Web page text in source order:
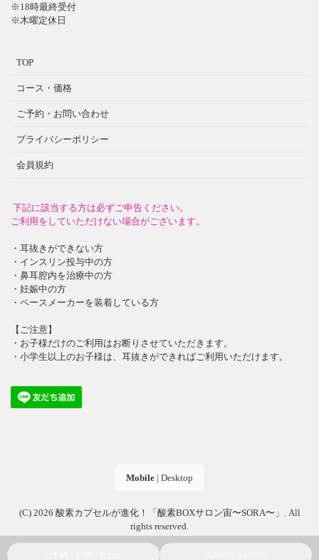
※18時最終受付
※木曜定休日
TOP
コース・価格
ご予約・お問い合わせ
プライバシーポリシー
会員規約
下記に該当する方は必ずご申告ください。
ご利用をしていただけない場合がございます。
・耳抜きができない方
・インスリン投与中の方
・鼻耳腔内を治療中の方
・妊娠中の方
・ペースメーカーを装着している方
【ご注意】
・お子様だけのご利用はお断りさせていただきます。
・小学生以上のお子様は、耳抜きができればご利用いただけます。
Mobile | Desktop
(C) 2026 酸素カプセルが進化！「酸素BOXサロン宙〜SORA〜」
. All
rights reserved.